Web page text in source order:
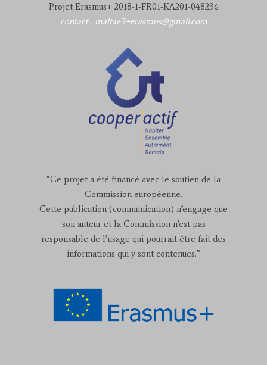
Projet Erasmus+ 2018-1-FR01-KA201-048236
contact : maltae2+erasmus@gmail.com
“Ce projet a été financé avec le soutien de la
Commission européenne.
Cette publication (communication) n’engage que
son auteur et la Commission n’est pas
responsable de l’usage qui pourrait être fait des
informations qui y sont contenues.”